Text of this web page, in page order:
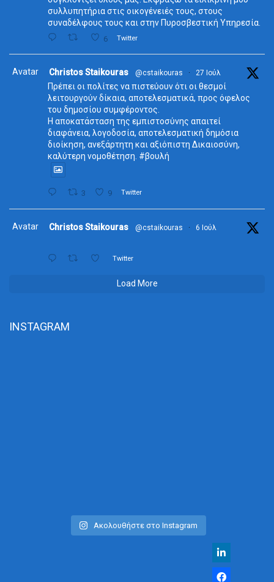
συλλυπητήρια στις οικογένειές τους, στους
συναδέλφους τους και στην Πυροσβεστική Υπηρεσία.
6 Twitter
Avatar Christos Staikouras @cstaikouras · 27 Ιούλ
Πρέπει οι πολίτες να πιστεύουν ότι οι θεσμοί
λειτουργούν δίκαια, αποτελεσματικά, προς όφελος
του δημοσίου συμφέροντος.
Η αποκατάσταση της εμπιστοσύνης απαιτεί
διαφάνεια, λογοδοσία, αποτελεσματική δημόσια
διοίκηση, ανεξάρτητη και αξιόπιστη Δικαιοσύνη,
καλύτερη νομοθέτηση. #βουλή
3 9 Twitter
Avatar Christos Staikouras @cstaikouras · 6 Ιούλ
Twitter
Load More
INSTAGRAM
Ακολουθήστε στο Instagram